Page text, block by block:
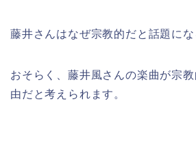
藤井さんはなぜ宗教的だと話題にな
おそらく、藤井風さんの楽曲が宗
由だと考えられます。